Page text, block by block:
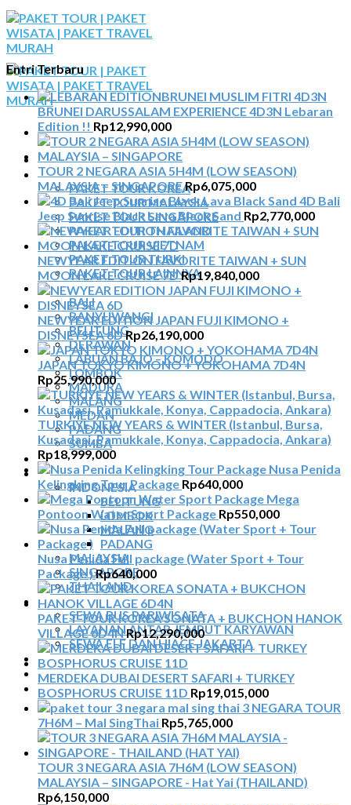
Skip
to
content
BERANDA
PAKET TOUR
PAKET TOUR KOREA
PAKET TOUR MALAYSIA
PAKET TOUR SINGAPORE
PAKET TOUR THAILAND
PAKET TOUR VIETNAM
PAKET TOUR TURKI
PAKET TOUR LAINNYA
TOUR DOMESTIK
BALI
BANYUWANGI
BELITUNG
DERAWAN
LABUAN BAJO – KOMODO
LOMBOK
MADURA
MALANG
MEDAN
PADANG
SUMBA
TOUR TIGA NEGARA
SEWA MOBIL
INDONESIA
BELITUNG
LOMBOK
MALANG
PADANG
MALAYSIA
SINGAPORE
THAILAND
SEWA BUS
SEWA BUS PARIWISATA
LAYANAN ANTAR JEMPUT KARYAWAN
SEWA ELF DAN HIACE JAKARTA
TIKET ATRAKSI
ARTIKEL
KONTAK
Entri Terbaru
BRUNEI DARUSSALAM EXPERIENCE 4D3N Lebaran
Edition !! Rp12,990,000
TOUR 2 NEGARA ASIA 5H4M (LOW SEASON)
MALAYSIA – SINGAPORERp6,075,000
4D Bali
Jeep Sunrise Black Lava Black Sand Rp2,770,000
NEWYEAR EDITION FAVORITE TAIWAN + SUN
MOON LAKE CRUISE 7DRp19,840,000
NEWYEAR EDITION JAPAN FUJI KIMONO +
DISNEYSEA 6DRp26,190,000
JAPAN TOKYO KIMONO + YOKOHAMA 7D4N
Rp25,990,000
TURKIYE NEW YEARS & WINTER (Istanbul, Bursa,
Kusadasi, Pamukkale, Konya, Cappadocia, Ankara)
Rp18,999,000
Nusa Penida
Kelingking Tour Package Rp640,000
Mega
Pontoon Water Sport Package Rp550,000
Nusa Penida Full package (Water Sport + Tour
Package )Rp640,000
PAKET TOUR KOREA SONATA + BUKCHON HANOK
VILLAGE 6D4NRp12,290,000
MERDEKA DUBAI DESERT SAFARI + TURKEY
BOSPHORUS CRUISE 11D Rp19,015,000
3 NEGARA TOUR
7H6M – Mal SingThai Rp5,765,000
TOUR 3 NEGARA ASIA 7H6M (LOW SEASON)
MALAYSIA – SINGAPORE - Hat Yai (THAILAND)
Rp6,150,000